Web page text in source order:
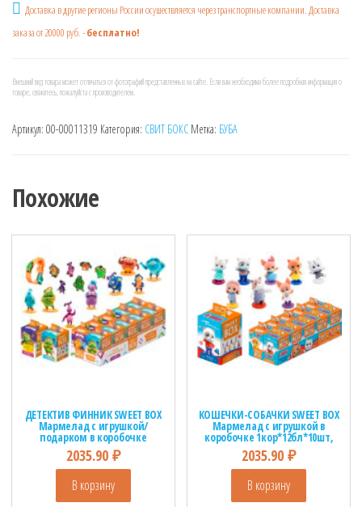
Доставка в другие регионы России осушествляется через транспортные компании. Доставка
заказа от 20000 руб. -бесплатно!
Внешний вид товара может отличаться от фотографий представленных на сайте. Если вам необходима более подробная информация о
товаре, свяжитесь, пожалуйста с производителем.
Артикул: 00-00011319 Категория: СВИТ БОКС Метка: БУБА
Похожие
ДЕТЕКТИВ ФИННИК SWEET BOX
Мармелад с игрушкой/
подарком в коробочке
1кор*12бл*10шт, 10г.
2035.90 ₽
В корзину
КОШЕЧКИ-СОБАЧКИ SWEET BOX
Мармелад с игрушкой в
коробочке 1кор*12бл*10шт,
10г.
2035.90₽
В корзину